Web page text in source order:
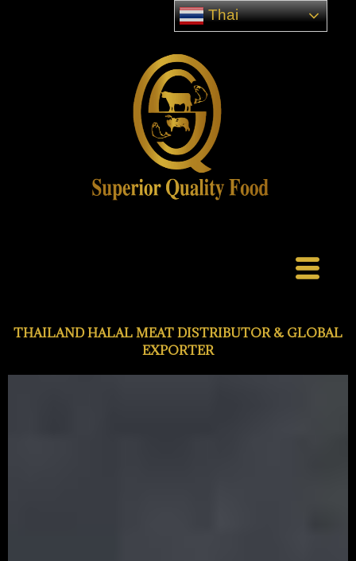
THAILAND HALAL MEAT DISTRIBUTOR & GLOBAL
EXPORTER
Thai